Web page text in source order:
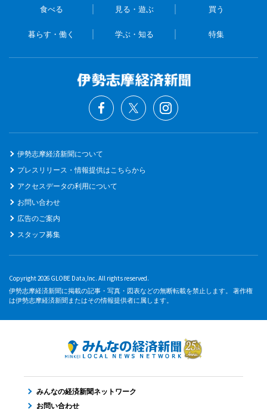
食べる 見る・遊ぶ 買う
暮らす・働く 学ぶ・知る 特集
伊勢志摩経済新聞について
プレスリリース・情報提供はこちらから
アクセスデータの利用について
お問い合わせ
広告のご案内
スタッフ募集
Copyright 2026 GLOBE Data,Inc. All rights reserved.
伊勢志摩経済新聞に掲載の記事・写真・図表などの無断転載を禁止します。 著作権
は伊勢志摩経済新聞またはその情報提供者に属します。
みんなの経済新聞ネットワーク
お問い合わせ